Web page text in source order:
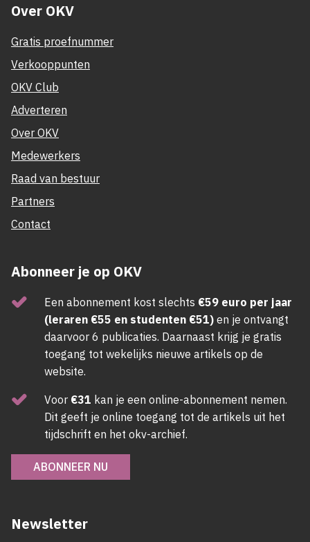
Over OKV
Gratis proefnummer
Verkooppunten
OKV Club
Adverteren
Over OKV
Medewerkers
Raad van bestuur
Partners
Contact
Abonneer je op OKV
Een abonnement kost slechts €59 euro per jaar
(leraren €55 en studenten €51) en je ontvangt
daarvoor 6 publicaties. Daarnaast krijg je gratis
toegang tot wekelijks nieuwe artikels op de
website.
Voor €31 kan je een online-abonnement nemen.
Dit geeft je online toegang tot de artikels uit het
tijdschrift en het okv-archief.
ABONNEER NU
Newsletter